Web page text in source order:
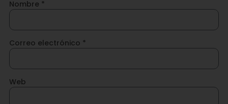
Nombre *
Correo electrónico *
Web